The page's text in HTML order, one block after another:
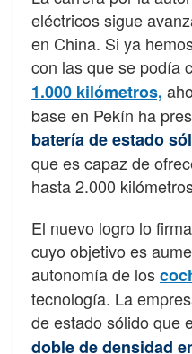
eléctricos sigue
en China. Si ya
con las que se podía
1.000 kilómetros,
base en Pekín ha
batería de estado
que es capaz de
hasta 2.000
El nuevo logro lo
cuyo objetivo es
autonomía de los
tecnología. La
de estado sólido que
doble de densidad